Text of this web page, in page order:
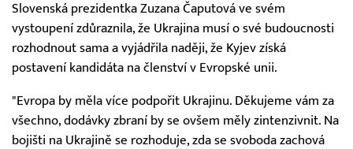
Slovenská prezidentka Zuzana Čaputová ve svém
vystoupení zdůraznila, že Ukrajina musí o své budoucnosti
rozhodnout sama a vyjádřila naději, že Kyjev získá
postavení kandidáta na členství v Evropské unii.
"Evropa by měla více podpořit Ukrajinu. Děkujeme vám za
všechno, dodávky zbraní by se ovšem měly zintenzivnit. Na
bojišti na Ukrajině se rozhoduje, zda se svoboda zachová